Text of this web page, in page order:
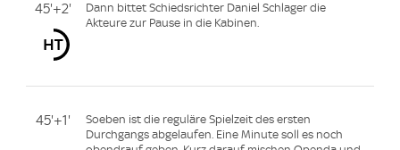
45'+2'
Dann bittet Schiedsrichter Daniel Schlager die
Akteure zur Pause in die Kabinen.
45'+1'
Soeben ist die reguläre Spielzeit des ersten
Durchgangs abgelaufen. Eine Minute soll es noch